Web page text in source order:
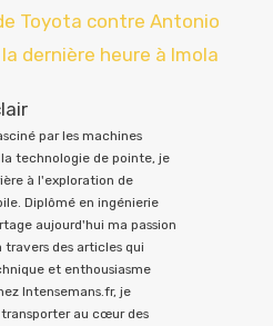
Toyota contre Antonio
dernière heure à Imola
par les machines
technologie de pointe, je
à l'exploration de
Diplômé en ingénierie
aujourd'hui ma passion
travers des articles qui
et enthousiasme
Intensemans.fr, je
au cœur des